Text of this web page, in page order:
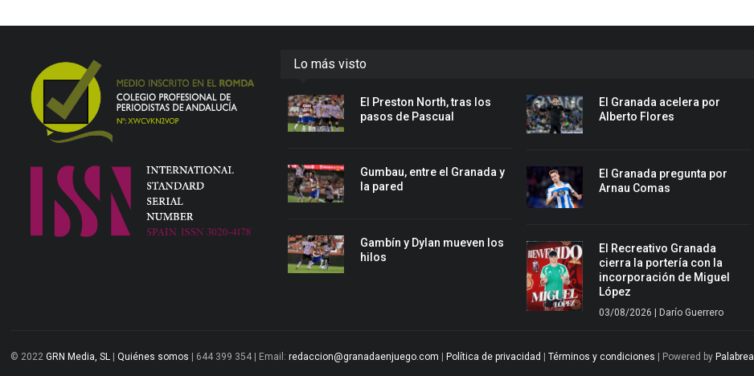
Lo más visto
El Preston North, tras los
pasos de Pascual
Gumbau, entre el Granada y
la pared
Gambín y Dylan mueven los
hilos
El Granada acelera por
Alberto Flores
El Granada pregunta por
Arnau Comas
El Recreativo Granada
cierra la portería con la
incorporación de Miguel
López
03/08/2026 | Darío Guerrero
© 2022GRN Media, SL |Quiénes somos | 644 399 354 | Email:redaccion@granadaenjuego.com |Política de privacidad |Términos y condiciones | Powered byPalabrea